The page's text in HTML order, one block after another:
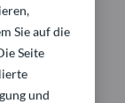
Sie auf die
Seite
und